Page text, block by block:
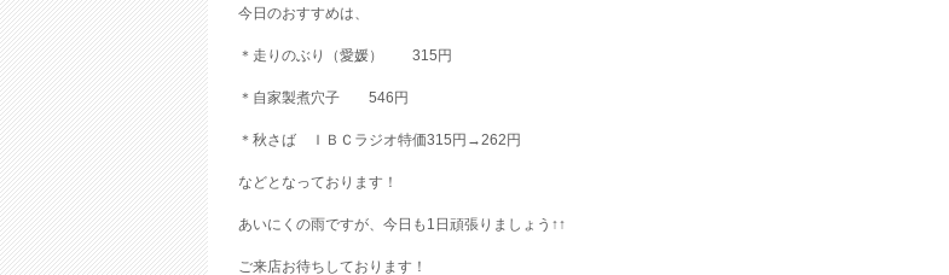
今日のおすすめは、
＊走りのぶり（愛媛） 315円
＊自家製煮穴子 546円
＊秋さば ＩＢＣラジオ特価315円→262円
などとなっております！
あいにくの雨ですが、今日も1日頑張りましょう↑↑
ご来店お待ちしております！